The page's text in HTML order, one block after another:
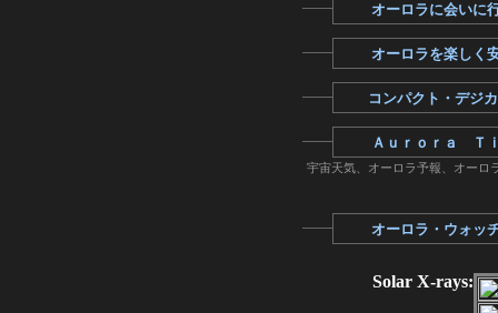
オーロラに会いに
オーロラを楽しく
コンパクト・デジ
Ａｕｒｏｒａ Ｔ
宇宙天気、オーロラ予報、オーロ
オーロラ・ウォッ
Solar X-rays: